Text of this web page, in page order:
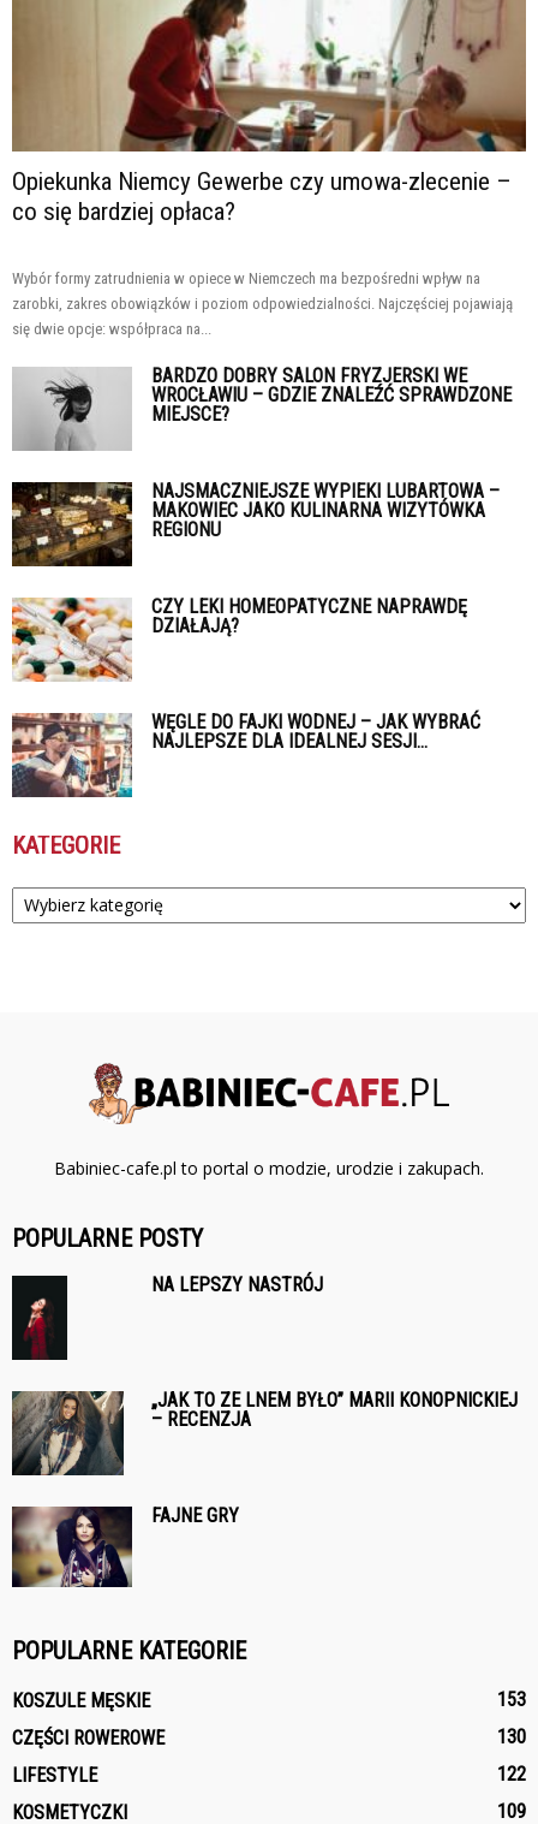
Opiekunka Niemcy Gewerbe czy umowa-zlecenie –
co się bardziej opłaca?
Wybór formy zatrudnienia w opiece w Niemczech ma bezpośredni wpływ na
zarobki, zakres obowiązków i poziom odpowiedzialności. Najczęściej pojawiają
się dwie opcje: współpraca na...
BARDZO DOBRY SALON FRYZJERSKI WE
WROCŁAWIU – GDZIE ZNALEŹĆ SPRAWDZONE
MIEJSCE?
NAJSMACZNIEJSZE WYPIEKI LUBARTOWA –
MAKOWIEC JAKO KULINARNA WIZYTÓWKA
REGIONU
CZY LEKI HOMEOPATYCZNE NAPRAWDĘ
DZIAŁAJĄ?
WĘGLE DO FAJKI WODNEJ – JAK WYBRAĆ
NAJLEPSZE DLA IDEALNEJ SESJI...
KATEGORIE
Kategorie
Babiniec-cafe.pl to portal o modzie, urodzie i zakupach.
POPULARNE POSTY
NA LEPSZY NASTRÓJ
„JAK TO ZE LNEM BYŁO” MARII KONOPNICKIEJ
– RECENZJA
FAJNE GRY
POPULARNE KATEGORIE
KOSZULE MĘSKIE
153
CZĘŚCI ROWEROWE
130
LIFESTYLE
122
KOSMETYCZKI
109